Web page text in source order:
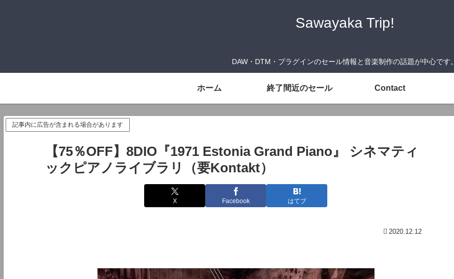
Sawayaka Trip!
DAW・DTM・プラグインのセール情報と音楽制作の話題が中心です。
ホーム 終了間近のセール Contact
記事内に広告が含まれる場合があります
【75％OFF】8DIO『1971 Estonia Grand Piano』 シネマティ
ックピアノライブラリ（要Kontakt）
X Facebook はてブ
2020.12.12